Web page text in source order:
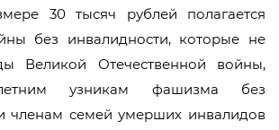
30 тысяч рублей полагается
без инвалидности, которые не
Великой Отечественной войны,
узникам фашизма без
членам семей умерших инвалидов